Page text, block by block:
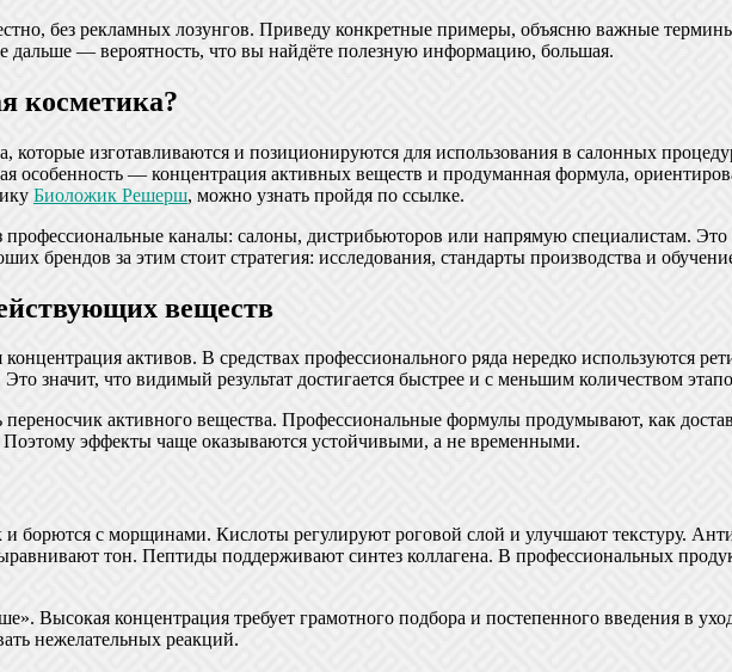
без рекламных лозунгов. Приведу конкретные примеры, объясню важные
дальше — вероятность, что вы найдёте полезную информацию, большая.
косметика?
которые изготавливаются и позиционируются для использования в салонных
особенность — концентрация активных веществ и продуманная формула,
Биоложик Решерш, можно узнать пройдя по ссылке.
каналы: салоны, дистрибьюторов или напрямую специалистам. Это
брендов за этим стоит стратегия: исследования, стандарты производства и
веществ
активов. В средствах профессионального ряда нередко используются
значит, что видимый результат достигается быстрее и с меньшим количеством
активного вещества. Профессиональные формулы продумывают, как
Поэтому эффекты чаще оказываются устойчивыми, а не временными.
борются с морщинами. Кислоты регулируют роговой слой и улучшают текстуру.
тон. Пептиды поддерживают синтез коллагена. В профессиональных
Высокая концентрация требует грамотного подбора и постепенного введения в
нежелательных реакций.